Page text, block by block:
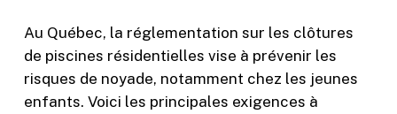
Au Québec, la réglementation sur les clôtures
de piscines résidentielles vise à prévenir les
risques de noyade, notamment chez les jeunes
enfants. Voici les principales exigences à